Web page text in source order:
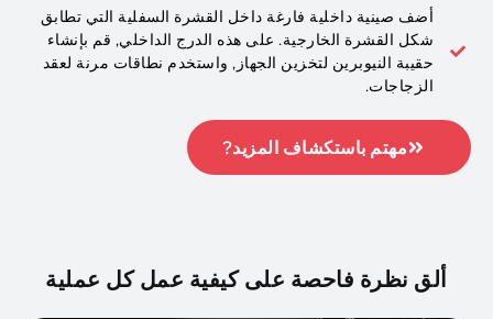
أضف صينية داخلية فارغة داخل القشرة السفلية التي تطابق
شكل القشرة الخارجية. على هذه الدرج الداخلي, قم بإنشاء
حقيبة النيوبرين لتخزين الجهاز, واستخدم نطاقات مرنة لعقد
الزجاجات.
مهتم باستكشاف المزيد?
ألق نظرة فاحصة على كيفية عمل كل عملية